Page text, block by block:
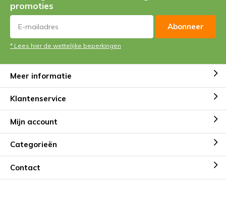
promoties
Abonneer
* Lees hier de wettelijke beperkingen
Meer informatie
Klantenservice
Mijn account
Categorieën
Contact